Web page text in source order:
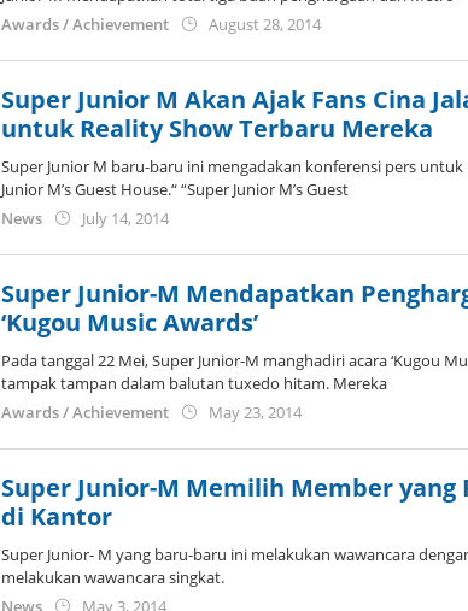
Awards / Achievement
August 28, 2014by
Super Junior M Akan Ajak Fans Cina
untuk Reality Show Terbaru Mereka
Super Junior M baru-baru ini mengadakan konferensi pers
Junior M’s Guest House.“ “Super Junior M’s Guest
News
July 14, 2014by
Super Junior-M Mendapatkan
‘Kugou Music Awards’
Pada tanggal 22 Mei, Super Junior-M manghadiri acara ‘Kugou
tampak tampan dalam balutan tuxedo hitam. Mereka
Awards / Achievement
May 23, 2014by
Super Junior-M Memilih Member yang
di Kantor
Super Junior- M yang baru-baru ini melakukan wawancara
melakukan wawancara singkat.
News
May 3, 2014by